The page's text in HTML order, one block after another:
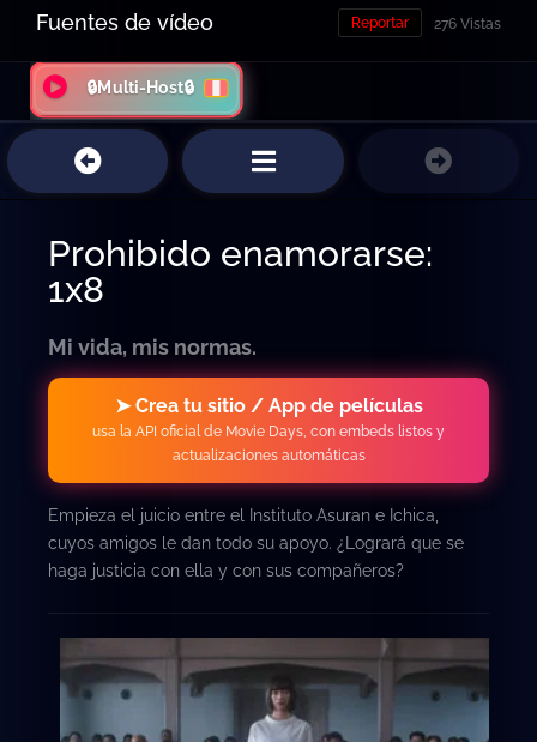
Fuentes de vídeo 276 Vistas
Reportar
🔒Multi-Host🔒
Prohibido enamorarse:
1x8
Mi vida, mis normas.
➤ Crea tu sitio / App de películas
usa la API oficial de Movie Days, con embeds listos y
actualizaciones automáticas
Empieza el juicio entre el Instituto Asuran e Ichica,
cuyos amigos le dan todo su apoyo. ¿Logrará que se
haga justicia con ella y con sus compañeros?